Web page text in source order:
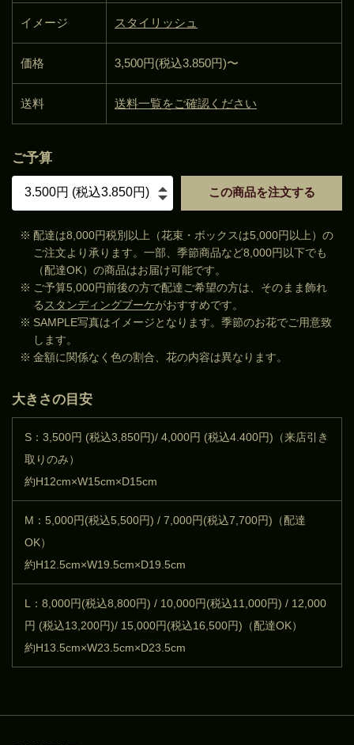
イメージ スタイリッシュ
価格 3,500円(税込3.850円)〜
送料 送料一覧をご確認ください
ご予算
この商品を注文する
※ 配達は8,000円税別以上（花束・ボックスは5,000円以上）の
ご注文より承ります。一部、季節商品など8,000円以下でも
（配達OK）の商品はお届け可能です。
※ ご予算5,000円前後の方で配達ご希望の方は、そのまま飾れ
る スタンディングブーケがおすすめです。
※ SAMPLE写真はイメージとなります。季節のお花でご用意致
します。
※ 金額に関係なく色の割合、花の内容は異なります。
大きさの目安
S：3,500円 (税込3,850円)/ 4,000円 (税込4.400円)（来店引き
取りのみ）
約H12cm×W15cm×D15cm
M：5,000円(税込5,500円) / 7,000円(税込7,700円)（配達
OK）
約H12.5cm×W19.5cm×D19.5cm
L：8,000円(税込8,800円) / 10,000円(税込11,000円) / 12,000
円 (税込13,200円)/ 15,000円(税込16,500円)（配達OK）
約H13.5cm×W23.5cm×D23.5cm